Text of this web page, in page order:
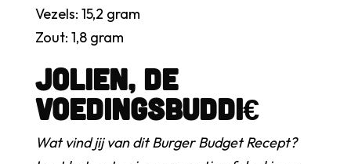
Vezels: 15,2 gram
Zout: 1,8 gram
Jolien, de
Voedingsbuddi€
Wat vind jij van dit Burger Budget Recept?